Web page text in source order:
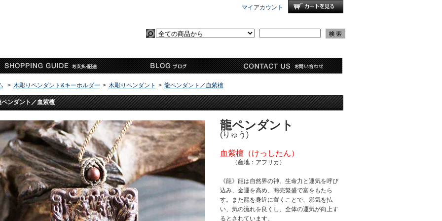
マイアカウント
> 木彫りペンダント&キーホルダー > 木彫りペンダント > 龍ペンダント／血紫檀
ペンダント／血紫檀
龍ペンダント
(りゅう)
血紫檀（けっしたん）
（産地：アフリカ）
《龍》龍は自然界の神。生命力と運気を呼び
込み、金運を高め、商売繁盛で富をもたら
す。また龍を身近に置くことで、邪気を払
い、気の流れを良くし、全体の運気が向上す
るとされています。